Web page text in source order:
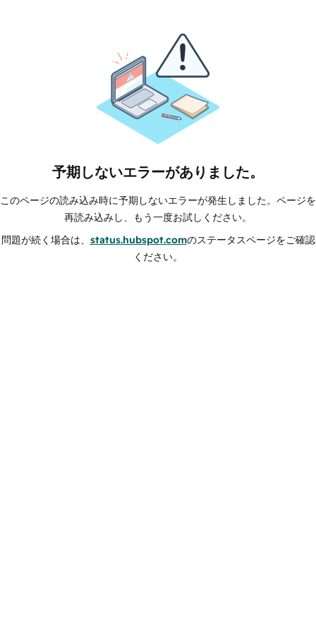
予期しないエラーがありました。
このページの読み込み時に予期しないエラーが発生しました。ページを
再読み込みし、もう一度お試しください。
問題が続く場合は、 status.hubspot.comのステータスページをご確認
ください。